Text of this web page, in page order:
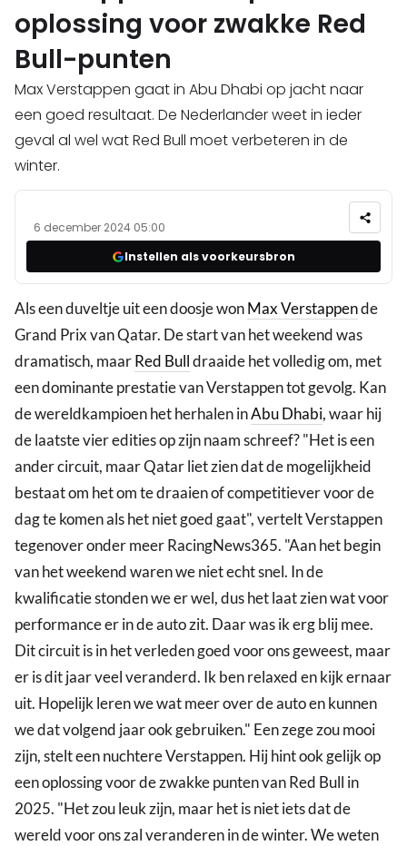
oplossing voor zwakke Red
Bull-punten
Max Verstappen gaat in Abu Dhabi op jacht naar
een goed resultaat. De Nederlander weet in ieder
geval al wel wat Red Bull moet verbeteren in de
winter.
6 december 2024 05:00
Instellen als voorkeursbron
Als een duveltje uit een doosje wonMax Verstappende
Grand Prix van Qatar. De start van het weekend was
dramatisch, maarRed Bulldraaide het volledig om, met
een dominante prestatie van Verstappen tot gevolg. Kan
de wereldkampioen het herhalen inAbu Dhabi, waar hij
de laatste vier edities op zijn naam schreef? "Het is een
ander circuit, maar Qatar liet zien dat de mogelijkheid
bestaat om het om te draaien of competitiever voor de
dag te komen als het niet goed gaat", vertelt Verstappen
tegenover onder meer RacingNews365. "Aan het begin
van het weekend waren we niet echt snel. In de
kwalificatie stonden we er wel, dus het laat zien wat voor
performance er in de auto zit. Daar was ik erg blij mee.
Dit circuit is in het verleden goed voor ons geweest, maar
er is dit jaar veel veranderd. Ik ben relaxed en kijk ernaar
uit. Hopelijk leren we wat meer over de auto en kunnen
we dat volgend jaar ook gebruiken." Een zege zou mooi
zijn, stelt een nuchtere Verstappen. Hij hint ook gelijk op
een oplossing voor de zwakke punten van Red Bull in
2025. "Het zou leuk zijn, maar het is niet iets dat de
wereld voor ons zal veranderen in de winter. We weten